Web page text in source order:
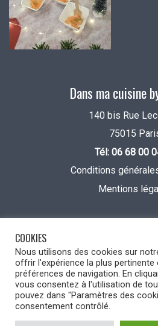
Dans ma cuisine
140 bis Rue
75015
Tél: 06 68 00
Conditions
Mentions
COOKIES
Nous utilisons des cookies sur
offrir l'expérience la plus
préférences de navigation. En
vous consentez à l'utilisation de
pouvez dans "Paramètres des
consentement contrôlé.